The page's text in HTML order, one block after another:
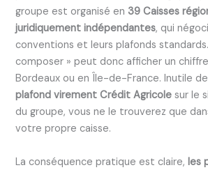
groupe est organisé en 39 Caisses
juridiquement indépendantes, qui
conventions et leurs plafonds
composer » peut donc afficher un
Bordeaux ou en Île-de-France. Inutile
plafond virement Crédit Agricole sur le
du groupe, vous ne le trouverez que
votre propre caisse.
La conséquence pratique est claire,les